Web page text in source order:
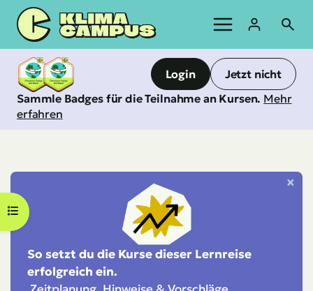
Zum
Inhalt
springen
Sammle Badges für die Teilnahme an Kursen. Mehr
erfahren
Login Jetzt nicht